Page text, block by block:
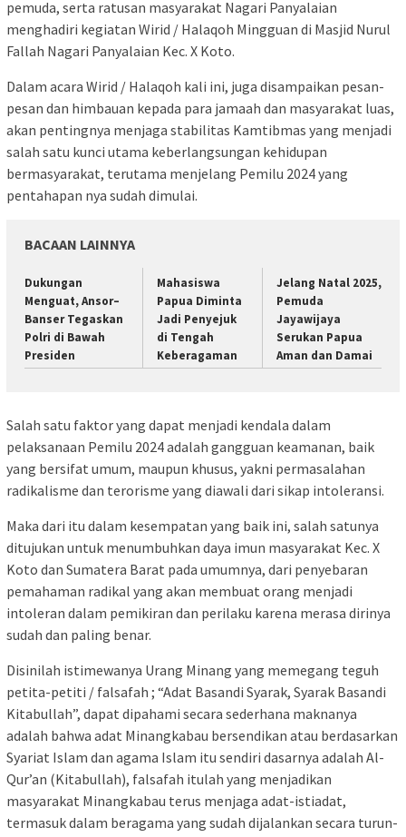
pemuda, serta ratusan masyarakat Nagari Panyalaian
menghadiri kegiatan Wirid / Halaqoh Mingguan di Masjid Nurul
Fallah Nagari Panyalaian Kec. X Koto.
Dalam acara Wirid / Halaqoh kali ini, juga disampaikan pesan-
pesan dan himbauan kepada para jamaah dan masyarakat luas,
akan pentingnya menjaga stabilitas Kamtibmas yang menjadi
salah satu kunci utama keberlangsungan kehidupan
bermasyarakat, terutama menjelang Pemilu 2024 yang
pentahapan nya sudah dimulai.
BACAAN LAINNYA
Dukungan
Menguat, Ansor–
Banser Tegaskan
Polri di Bawah
Presiden
Mahasiswa
Papua Diminta
Jadi Penyejuk
di Tengah
Keberagaman
Jelang Natal 2025,
Pemuda
Jayawijaya
Serukan Papua
Aman dan Damai
Salah satu faktor yang dapat menjadi kendala dalam
pelaksanaan Pemilu 2024 adalah gangguan keamanan, baik
yang bersifat umum, maupun khusus, yakni permasalahan
radikalisme dan terorisme yang diawali dari sikap intoleransi.
Maka dari itu dalam kesempatan yang baik ini, salah satunya
ditujukan untuk menumbuhkan daya imun masyarakat Kec. X
Koto dan Sumatera Barat pada umumnya, dari penyebaran
pemahaman radikal yang akan membuat orang menjadi
intoleran dalam pemikiran dan perilaku karena merasa dirinya
sudah dan paling benar.
Disinilah istimewanya Urang Minang yang memegang teguh
petita-petiti / falsafah ; “Adat Basandi Syarak, Syarak Basandi
Kitabullah”, dapat dipahami secara sederhana maknanya
adalah bahwa adat Minangkabau bersendikan atau berdasarkan
Syariat Islam dan agama Islam itu sendiri dasarnya adalah Al-
Qur’an (Kitabullah), falsafah itulah yang menjadikan
masyarakat Minangkabau terus menjaga adat-istiadat,
termasuk dalam beragama yang sudah dijalankan secara turun-